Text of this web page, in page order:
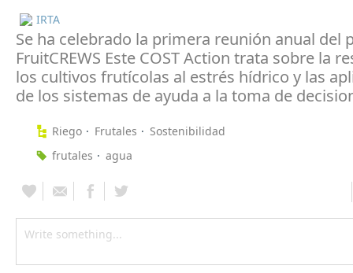
IRTA
Se ha celebrado la primera reunión anual del
FruitCREWS Este COST Action trata sobre la
los cultivos frutícolas al estrés hídrico y las
de los sistemas de ayuda a la toma de
Riego Frutales
Sostenibilidad
frutales
agua